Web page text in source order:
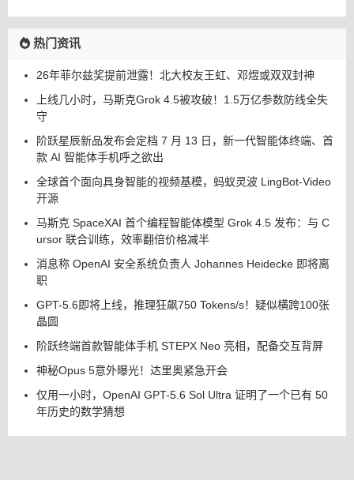
热门资讯
26年菲尔兹奖提前泄露！北大校友王虹、邓煜或双双封神
上线几小时，马斯克Grok 4.5被攻破！1.5万亿参数防线全失
守
阶跃星辰新品发布会定档 7 月 13 日，新一代智能体终端、首
款 AI 智能体手机呼之欲出
全球首个面向具身智能的视频基模，蚂蚁灵波 LingBot-Video
开源
马斯克 SpaceXAI 首个编程智能体模型 Grok 4.5 发布：与 C
ursor 联合训练，效率翻倍价格减半
消息称 OpenAI 安全系统负责人 Johannes Heidecke 即将离
职
GPT-5.6即将上线，推理狂飙750 Tokens/s！疑似横跨100张
晶圆
阶跃终端首款智能体手机 STEPX Neo 亮相，配备交互背屏
神秘Opus 5意外曝光！达里奥紧急开会
仅用一小时，OpenAI GPT-5.6 Sol Ultra 证明了一个已有 50
年历史的数学猜想